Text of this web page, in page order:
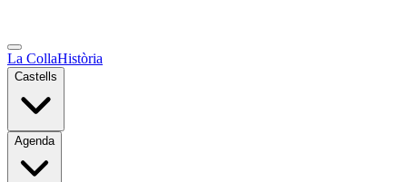
La CollaHistòria
Castells
Agenda